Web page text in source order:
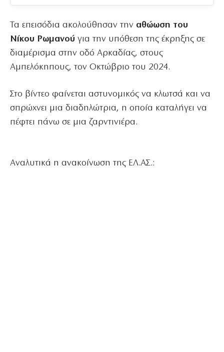
Τα επεισόδια ακολούθησαν την αθώωση του
Νίκου Ρωμανού για την υπόθεση της έκρηξης σε
διαμέρισμα στην οδό Αρκαδίας, στους
Αμπελόκηπους, τον Οκτώβριο του 2024.
Στο βίντεο φαίνεται αστυνομικός να κλωτσά και να
σπρώχνει μια διαδηλώτρια, η οποία καταλήγει να
πέφτει πάνω σε μια ζαρντινιέρα.
Αναλυτικά η ανακοίνωση της ΕΛ.ΑΣ.: